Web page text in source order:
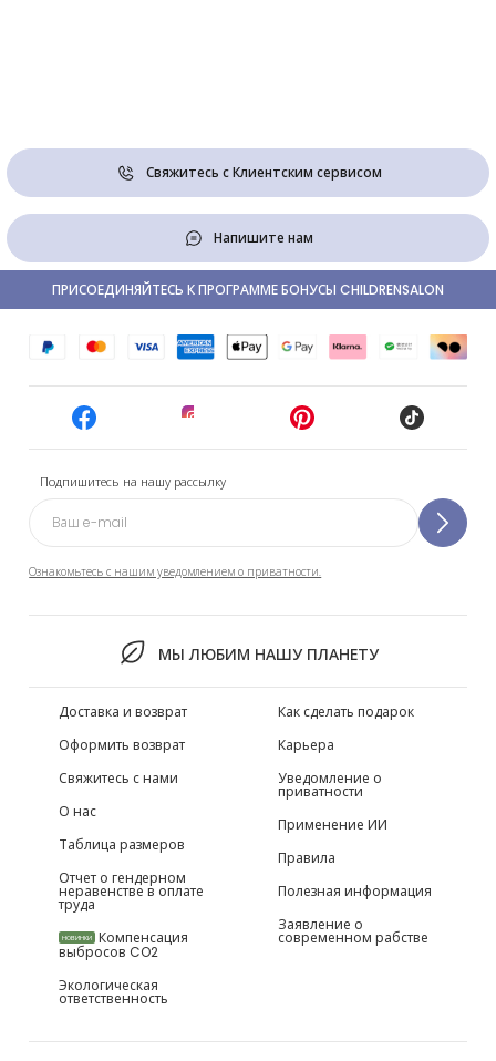
Свяжитесь с Клиентским сервисом
Напишите нам
Подпишитесь на нашу рассылку
Ознакомьтесь с нашим уведомлением о приватности.
МЫ ЛЮБИМ НАШУ ПЛАНЕТУ
ПРИСОЕДИНЯЙТЕСЬ К ПРОГРАММЕ БОНУСЫ CHILDRENSALON
Доставка и возврат
Оформить возврат
Свяжитесь с нами
О нас
Таблица размеров
Отчет о гендерном
неравенстве в оплате
труда
НОВИНКИ Компенсация
выбросов CO2
Экологическая
ответственность
Как сделать подарок
Карьера
Уведомление о
приватности
Применение ИИ
Правила
Полезная информация
Заявление о
современном рабстве